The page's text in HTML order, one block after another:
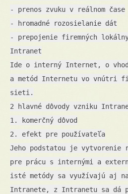
- prenos zvuku v reálnom čase
- hromadné rozosielanie dát
- prepojenie firemných
Intranet
Ide o interný Internet, o
a metód Internetu vo vnútri
sieti.
2 hlavné dôvody vzniku
1. komerčný dôvod
2. efekt pre používateľa
Jeho podstatou je vytvorenie
pre prácu s internými a
isté metódy sa využívajú aj
Intranete, z Intranetu sa